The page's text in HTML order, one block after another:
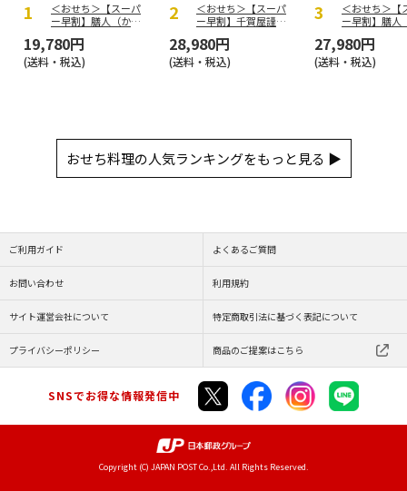
＜おせち＞【スーパ
ー早割】膳人（かし
段重
19,780円
(送料・税込)
＜おせち＞【スーパ
ー早割】千賀屋謹
「千富士」和風三段
重
28,980円
(送料・税込)
＜おせち＞【
ー早割】膳人
段重
27,980円
(送料・税込)
おせち料理の人気ランキングをもっと見る ▶
ご利用ガイド よくあるご質問
お問い合わせ 利用規約
サイト運営会社について 特定商取引法に基づく表記について
プライバシーポリシー 商品のご提案はこちら
SNSでお得な情報発信中
Copyright (C) JAPAN POST Co.,Ltd. All Rights Reserved.